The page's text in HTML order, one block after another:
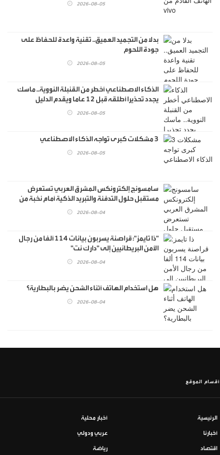
2026-08-05
بدلا من التجميد العميق.. تقنية واعدة للحفاظ على
جودة اللحوم
2026-08-05
الذكاء الاصطناعي أخطر من القنبلة النووية.. ماسك
يجدد تحذيرا أطلقه قبل 12 عاما ويقدم الدليل
2026-08-05
3 مشكلات كبرى تواجه الذكاء الاصطناعي
2026-08-05
سامسونج إلكترونكس المشرق العربي تستعرض
مستقبل حلول التدفئة والتبريد الذكية أمام نخبة من
2026-08-04
"ذا تايمز": قراصنة يسربون بيانات 114 ألفا من رجال
الأمن البريطانيين إلى "دارك نت"
2026-08-04
هل استخدام الهاتف أثناء الشحن يضر بالبطارية؟
2026-08-04
أقسام الموقع
الرئيسية أخبار محلية
أخبارنا عربي ودولي
اقتصاد رياضة